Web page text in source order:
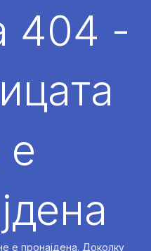
404 -
е
е пронајдена. Доколку